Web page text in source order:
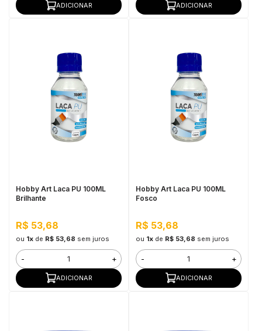
ADICIONAR ADICIONAR
Hobby Art Laca PU 100ML
Brilhante
R$ 53,68
ou 1xde R$ 53,68 sem juros
- +
ADICIONAR
Hobby Art Laca PU 100ML
Fosco
R$ 53,68
ou 1xde R$ 53,68 sem juros
- +
ADICIONAR